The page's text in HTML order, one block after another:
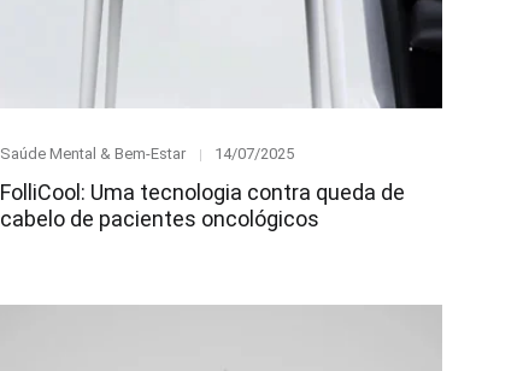
Category
Saúde Mental & Bem-Estar
Posted
14/07/2025
FolliCool: Uma tecnologia contra queda de
cabelo de pacientes oncológicos